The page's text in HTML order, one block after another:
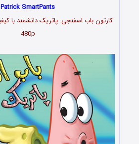
Patrick SmartPants
480p